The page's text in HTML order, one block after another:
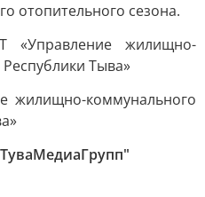
отопительного сезона.
жилищно-
Тыва»
жилищно-коммунального